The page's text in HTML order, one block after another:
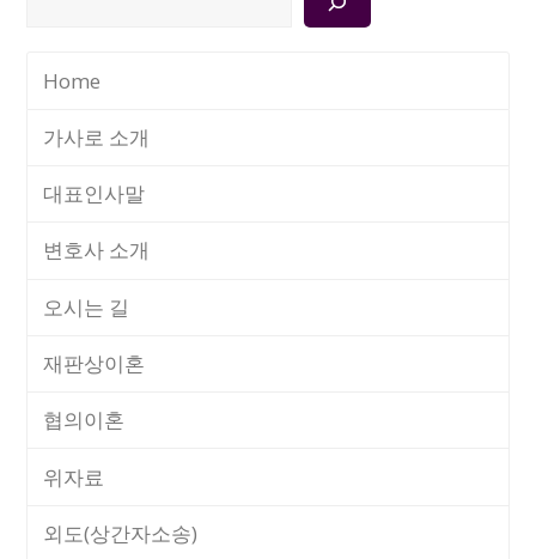
Home
가사로 소개
대표인사말
변호사 소개
오시는 길
재판상이혼
협의이혼
위자료
외도(상간자소송)